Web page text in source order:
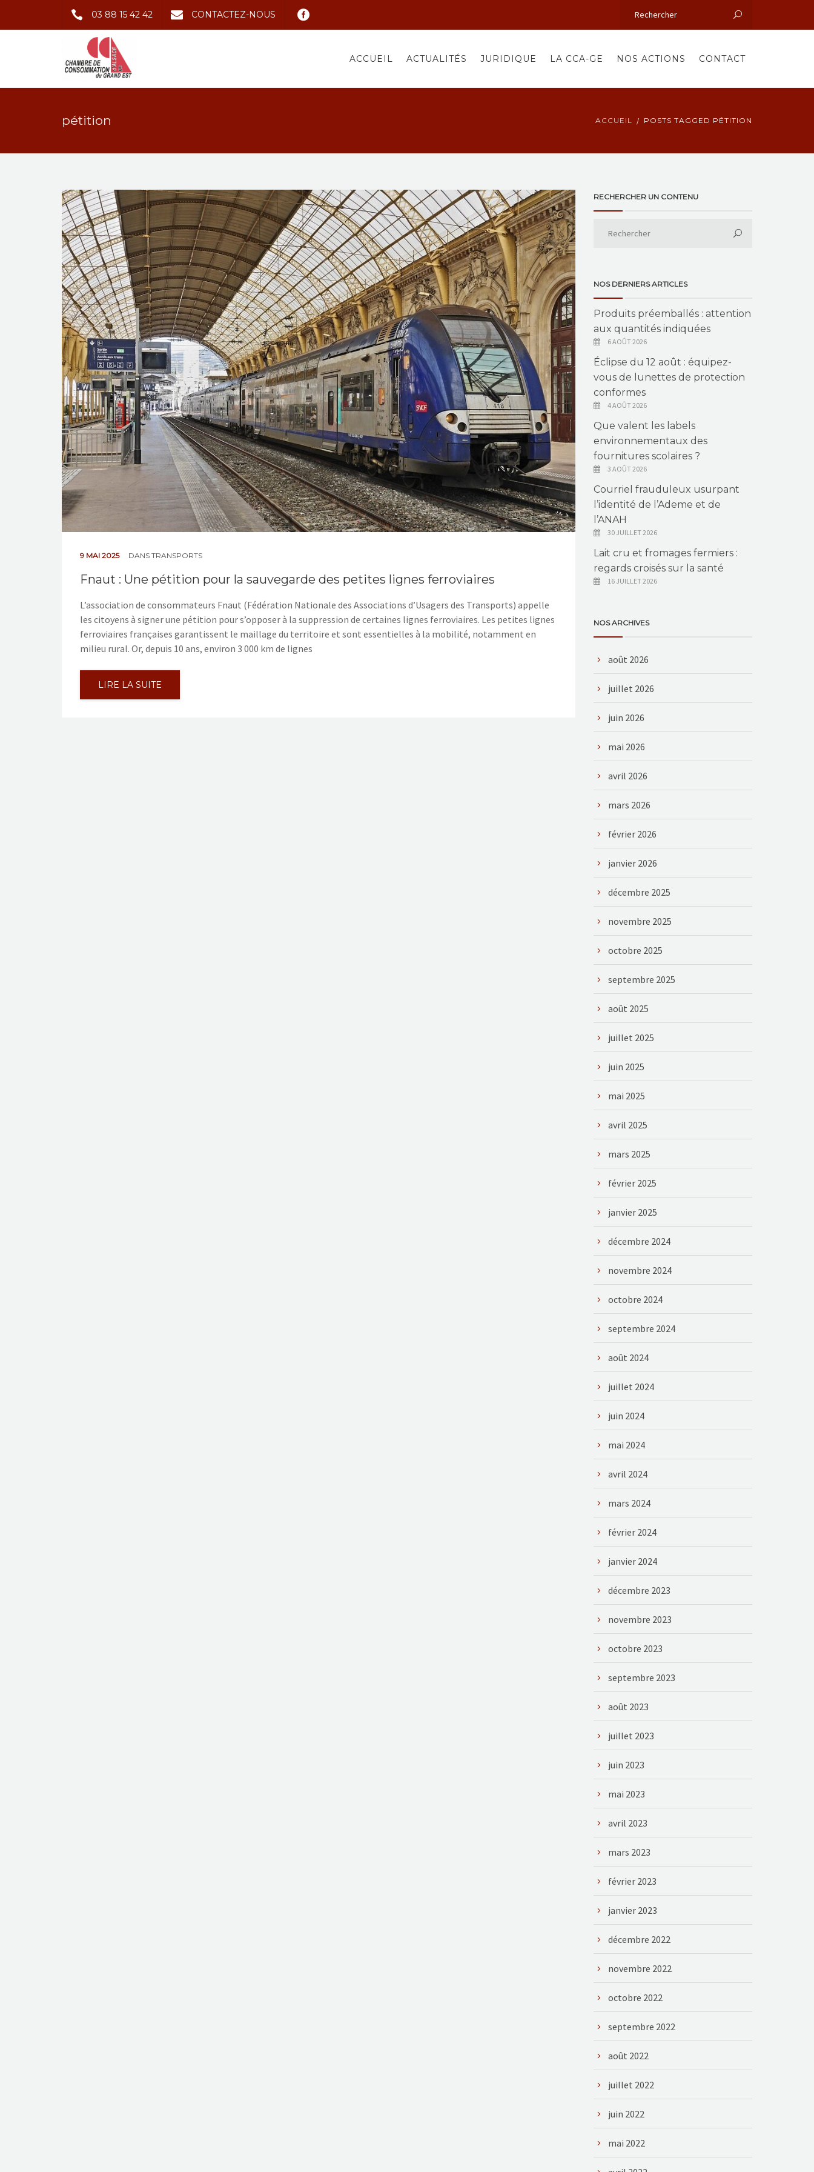
03 88 15 42 42 CONTACTEZ-NOUS
ACCUEIL ACTUALITÉS JURIDIQUE LA CCA-GE NOS ACTIONS CONTACT
pétition ACCUEIL POSTS TAGGED PÉTITION
9 MAI 2025 DANS TRANSPORTS
Fnaut : Une pétition pour la sauvegarde des petites lignes ferroviaires
L’association de consommateurs Fnaut (Fédération Nationale des Associations d’Usagers des Transports) appelle
les citoyens à signer une pétition pour s’opposer à la suppression de certaines lignes ferroviaires. Les petites lignes
ferroviaires françaises garantissent le maillage du territoire et sont essentielles à la mobilité, notamment en
milieu rural. Or, depuis 10 ans, environ 3 000 km de lignes
LIRE LA SUITE
RECHERCHER UN CONTENU
NOS DERNIERS ARTICLES
Produits préemballés : attention
aux quantités indiquées
6 AOÛT 2026
Éclipse du 12 août : équipez-
vous de lunettes de protection
conformes
4 AOÛT 2026
Que valent les labels
environnementaux des
fournitures scolaires ?
3 AOÛT 2026
Courriel frauduleux usurpant
l’identité de l’Ademe et de
l’ANAH
30 JUILLET 2026
Lait cru et fromages fermiers :
regards croisés sur la santé
16 JUILLET 2026
NOS ARCHIVES
août 2026
juillet 2026
juin 2026
mai 2026
avril 2026
mars 2026
février 2026
janvier 2026
décembre 2025
novembre 2025
octobre 2025
septembre 2025
août 2025
juillet 2025
juin 2025
mai 2025
avril 2025
mars 2025
février 2025
janvier 2025
décembre 2024
novembre 2024
octobre 2024
septembre 2024
août 2024
juillet 2024
juin 2024
mai 2024
avril 2024
mars 2024
février 2024
janvier 2024
décembre 2023
novembre 2023
octobre 2023
septembre 2023
août 2023
juillet 2023
juin 2023
mai 2023
avril 2023
mars 2023
février 2023
janvier 2023
décembre 2022
novembre 2022
octobre 2022
septembre 2022
août 2022
juillet 2022
juin 2022
mai 2022